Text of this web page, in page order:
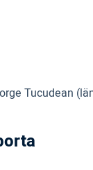
Tucudean